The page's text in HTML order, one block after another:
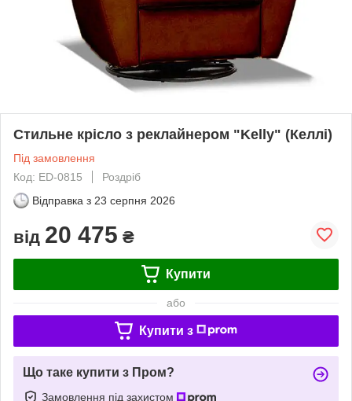
Стильне крісло з реклайнером "Kelly" (Келлі)
Під замовлення
Код: ED-0815
Роздріб
Відправка з 23 серпня 2026
від 20 475 ₴
Купити
або
Купити з
Що таке купити з Пром?
Замовлення під захистом